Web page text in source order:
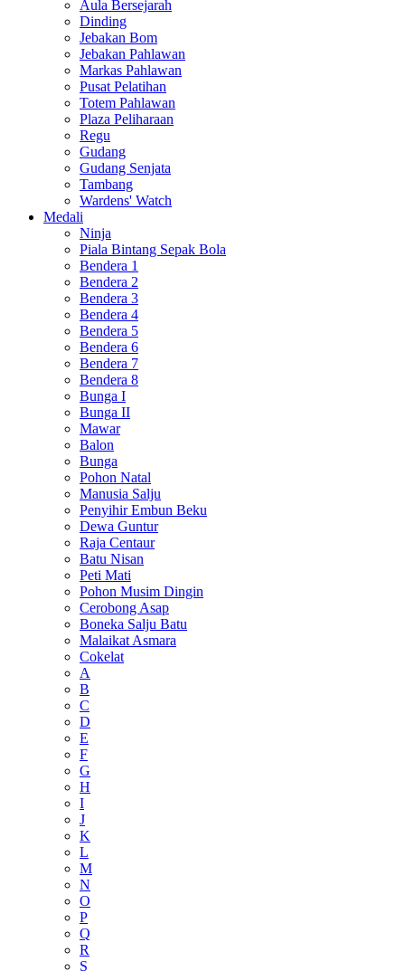
Aula Bersejarah
Dinding
Jebakan Bom
Jebakan Pahlawan
Markas Pahlawan
Pusat Pelatihan
Totem Pahlawan
Plaza Peliharaan
Regu
Gudang
Gudang Senjata
Tambang
Wardens' Watch
Medali
Ninja
Piala Bintang Sepak Bola
Bendera 1
Bendera 2
Bendera 3
Bendera 4
Bendera 5
Bendera 6
Bendera 7
Bendera 8
Bunga I
Bunga II
Mawar
Balon
Bunga
Pohon Natal
Manusia Salju
Penyihir Embun Beku
Dewa Guntur
Raja Centaur
Batu Nisan
Peti Mati
Pohon Musim Dingin
Cerobong Asap
Boneka Salju Batu
Malaikat Asmara
Cokelat
A
B
C
D
E
F
G
H
I
J
K
L
M
N
O
P
Q
R
S